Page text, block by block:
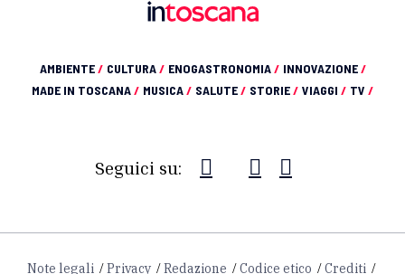
AMBIENTE/ CULTURA/ ENOGASTRONOMIA/ INNOVAZIONE/
MADE IN TOSCANA/ MUSICA/ SALUTE/ STORIE/ VIAGGI / TV /
Seguici su:
Note legali Privacy Redazione Codice etico Crediti